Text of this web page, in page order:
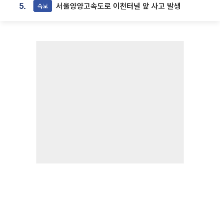
5. 속보 서울양양고속도로 이천터널 앞 사고 발생